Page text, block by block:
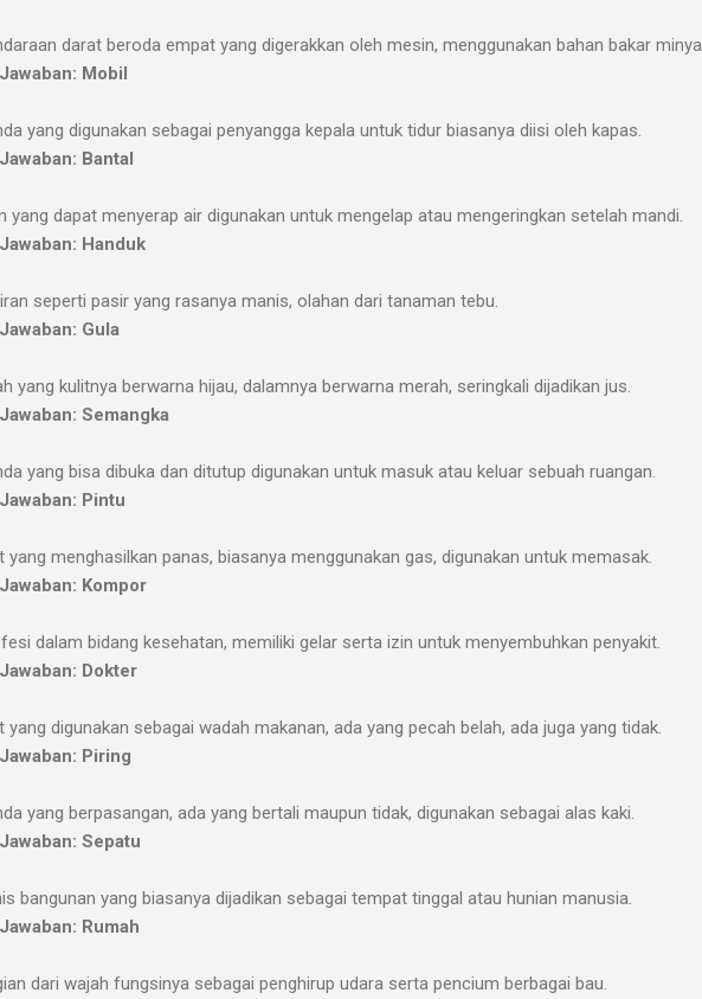
darat beroda empat yang digerakkan oleh mesin, menggunakan bahan bakar minya.
Mobil
yang digunakan sebagai penyangga kepala untuk tidur biasanya diisi oleh kapas.
Bantal
yang dapat menyerap air digunakan untuk mengelap atau mengeringkan setelah mandi.
Handuk
seperti pasir yang rasanya manis, olahan dari tanaman tebu.
Gula
yang kulitnya berwarna hijau, dalamnya berwarna merah, seringkali dijadikan jus.
Semangka
yang bisa dibuka dan ditutup digunakan untuk masuk atau keluar sebuah ruangan.
Pintu
yang menghasilkan panas, biasanya menggunakan gas, digunakan untuk memasak.
Kompor
dalam bidang kesehatan, memiliki gelar serta izin untuk menyembuhkan penyakit.
Dokter
yang digunakan sebagai wadah makanan, ada yang pecah belah, ada juga yang tidak.
Piring
yang berpasangan, ada yang bertali maupun tidak, digunakan sebagai alas kaki.
Sepatu
bangunan yang biasanya dijadikan sebagai tempat tinggal atau hunian manusia.
Rumah
dari wajah fungsinya sebagai penghirup udara serta pencium berbagai bau.